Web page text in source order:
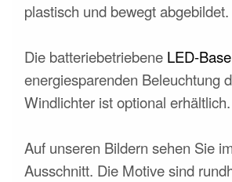
plastisch und bewegt abgebildet.
Die batteriebetriebene LED-Base
energiesparenden Beleuchtung
Windlichter ist optional erhältlich.
Auf unseren Bildern sehen Sie
Ausschnitt. Die Motive sind